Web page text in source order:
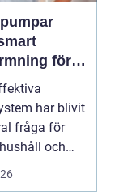
för
företag
har blivit
fråga för
och
i